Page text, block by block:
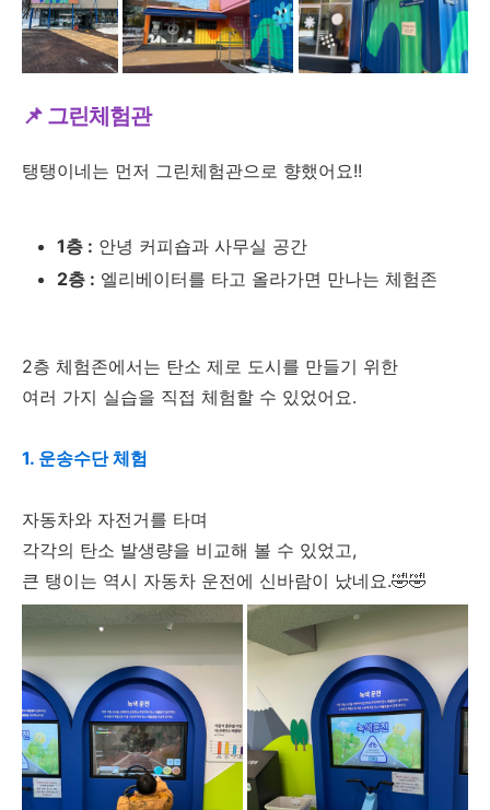
📌 그린체험관
탱탱이네는 먼저 그린체험관으로 향했어요!!
1층 : 안녕 커피숍과 사무실 공간
2층 : 엘리베이터를 타고 올라가면 만나는 체험존
2층 체험존에서는 탄소 제로 도시를 만들기 위한
여러 가지 실습을 직접 체험할 수 있었어요.
1. 운송수단 체험
자동차와 자전거를 타며
각각의 탄소 발생량을 비교해 볼 수 있었고,
큰 탱이는 역시 자동차 운전에 신바람이 났네요.🤣🤣